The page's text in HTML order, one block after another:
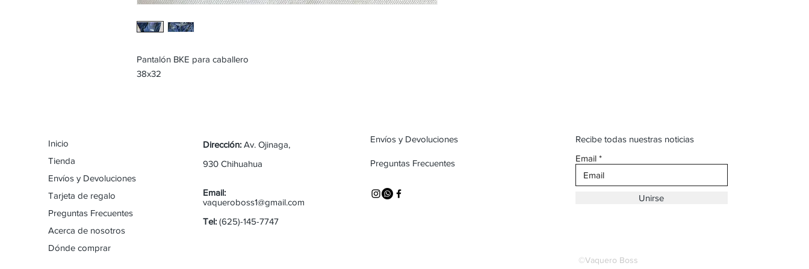
Pantalón BKE para caballero
38x32
Inicio
Tienda
Envíos y Devoluciones
Tarjeta de regalo
Preguntas Frecuentes
Acerca de nosotros
Dónde comprar
Dirección: Av. Ojinaga,
930 Chihuahua
Email:
vaqueroboss1@gmail.com
Tel: (625)-145-7747
Envíos y Devoluciones
Preguntas Frecuentes
Recibe todas nuestras noticias
Email
Unirse
©Vaquero Boss